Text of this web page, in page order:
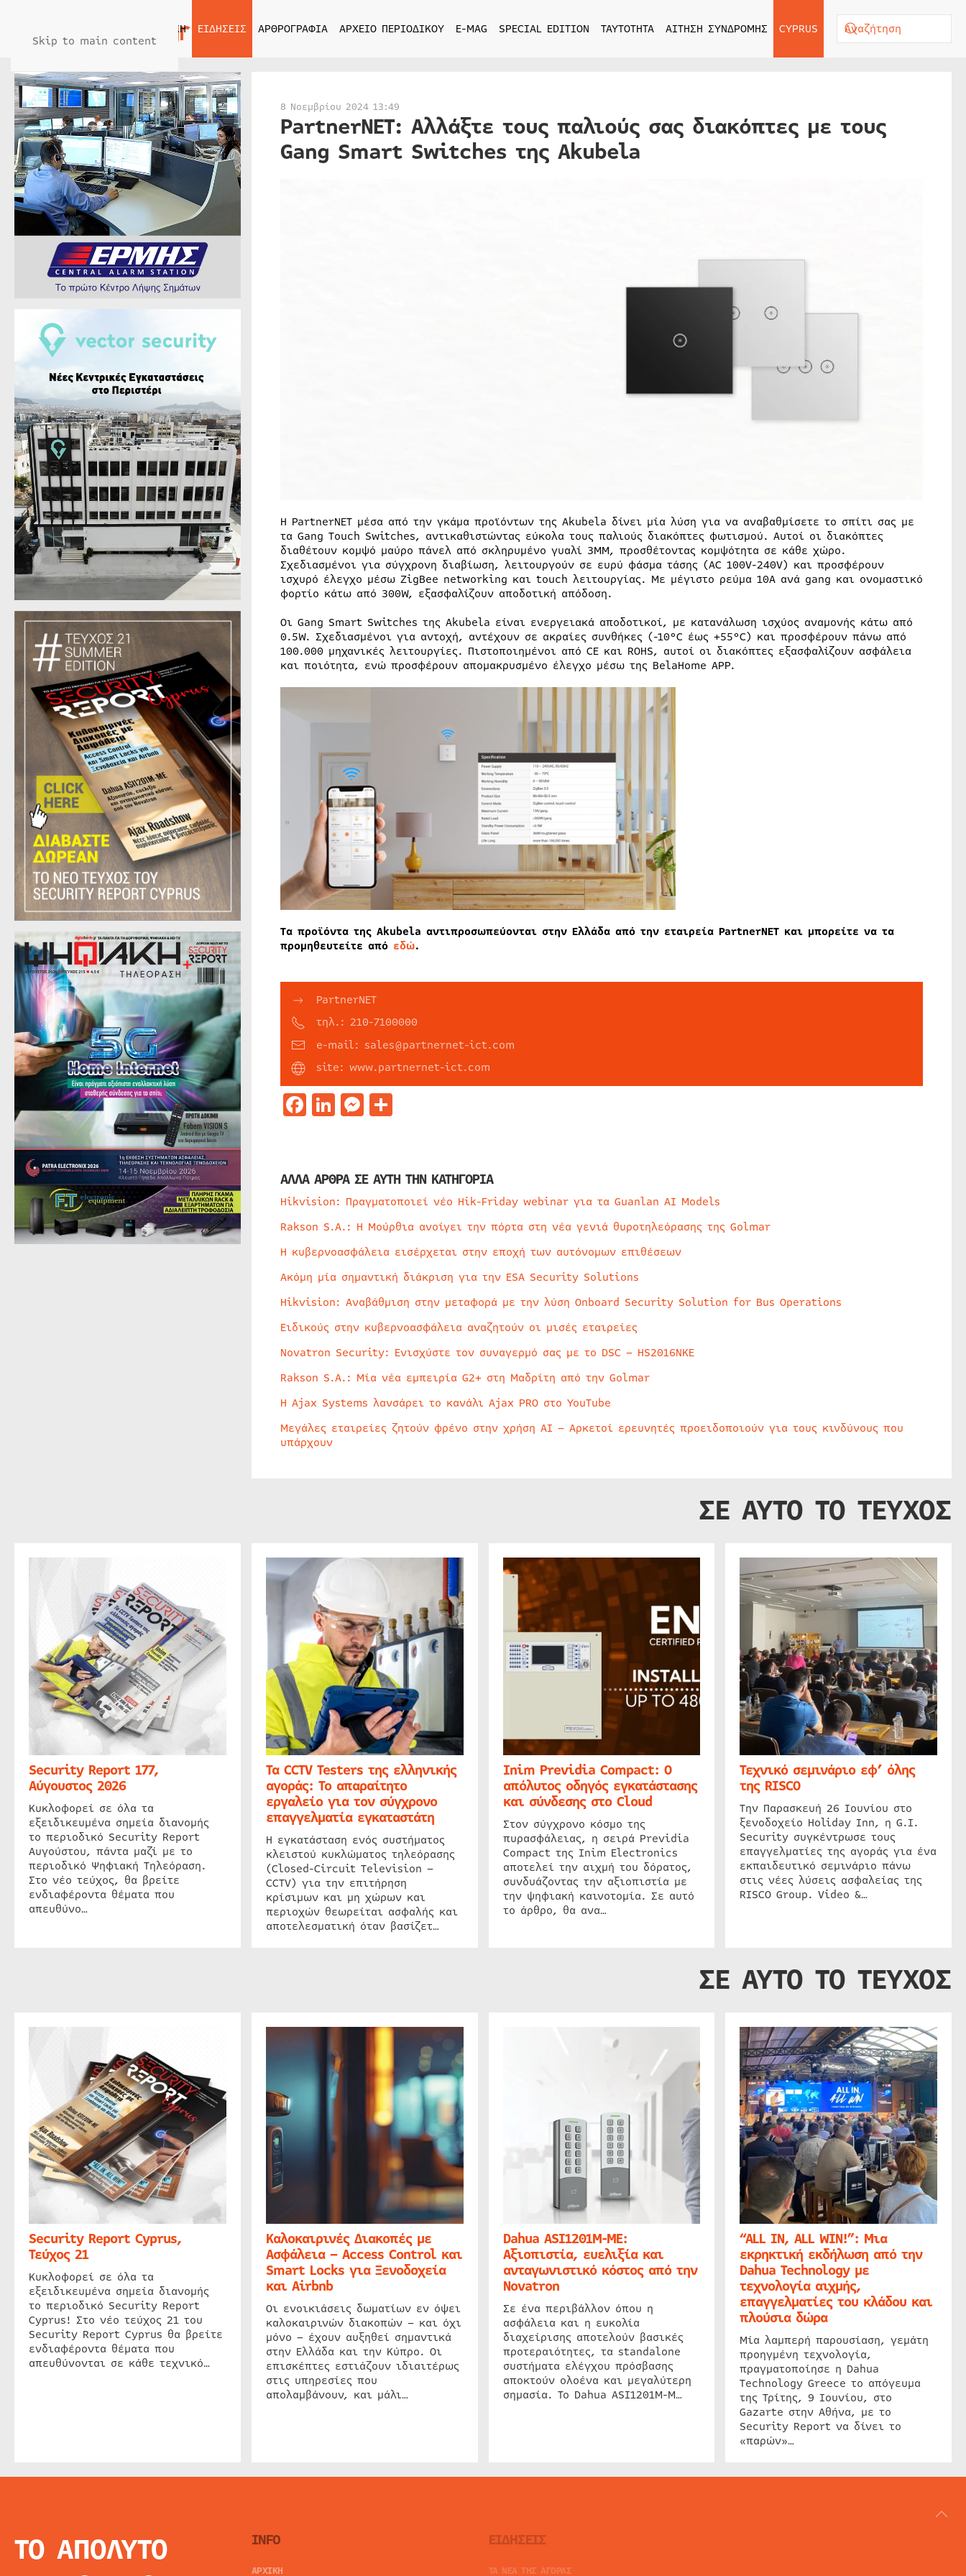
Skip to main content
ΑΡΧΙΚΗ ΕΙΔΗΣΕΙΣ ΑΡΘΡΟΓΡΑΦΙΑ ΑΡΧΕΙΟ ΠΕΡΙΟΔΙΚΟΥ E-MAG SPECIAL EDITION ΤΑΥΤΟΤΗΤΑ ΑΙΤΗΣΗ ΣΥΝΔΡΟΜΗΣ CYPRUS
8 Νοεμβρίου 2024 13:49
PartnerNET: Αλλάξτε τους παλιούς σας διακόπτες με τους
Gang Smart Switches της Akubela
Η PartnerNET μέσα από την γκάμα προϊόντων της Akubela δίνει μία λύση για να αναβαθμίσετε το σπίτι σας με
τα Gang Touch Switches, αντικαθιστώντας εύκολα τους παλιούς διακόπτες φωτισμού. Αυτοί οι διακόπτες
διαθέτουν κομψό μαύρο πάνελ από σκληρυμένο γυαλί 3MM, προσθέτοντας κομψότητα σε κάθε χώρο.
Σχεδιασμένοι για σύγχρονη διαβίωση, λειτουργούν σε ευρύ φάσμα τάσης (AC 100V-240V) και προσφέρουν
ισχυρό έλεγχο μέσω ZigBee networking και touch λειτουργίας. Με μέγιστο ρεύμα 10A ανά gang και ονομαστικό
φορτίο κάτω από 300W, εξασφαλίζουν αποδοτική απόδοση.
Οι Gang Smart Switches της Akubela είναι ενεργειακά αποδοτικοί, με κατανάλωση ισχύος αναμονής κάτω από
0.5W. Σχεδιασμένοι για αντοχή, αντέχουν σε ακραίες συνθήκες (-10°C έως +55°C) και προσφέρουν πάνω από
100.000 μηχανικές λειτουργίες. Πιστοποιημένοι από CE και ROHS, αυτοί οι διακόπτες εξασφαλίζουν ασφάλεια
και ποιότητα, ενώ προσφέρουν απομακρυσμένο έλεγχο μέσω της BelaHome APP.
Τα προϊόντα της Akubela αντιπροσωπεύονται στην Ελλάδα από την εταιρεία PartnerΝΕΤ και μπορείτε να τα
προμηθευτείτε από εδώ.
PartnerNET
τηλ.: 210-7100000
e-mail: sales@partnernet-ict.com
site: www.partnernet-ict.com
Facebook
LinkedIn
Messenger
Μοιραστείτε
ΑΛΛΑ ΑΡΘΡΑ ΣΕ ΑΥΤΗ ΤΗΝ ΚΑΤΗΓΟΡΙΑ
Hikvision: Πραγματοποιεί νέο Hik-Friday webinar για τα Guanlan AI Models
Rakson S.A.: Η Μούρθια ανοίγει την πόρτα στη νέα γενιά θυροτηλεόρασης της Golmar
Η κυβερνοασφάλεια εισέρχεται στην εποχή των αυτόνομων επιθέσεων
Ακόμη μία σημαντική διάκριση για την ESA Security Solutions
Hikvision: Αναβάθμιση στην μεταφορά με την λύση Onboard Security Solution for Bus Operations
Ειδικούς στην κυβερνοασφάλεια αναζητούν οι μισές εταιρείες
Novatron Security: Ενισχύστε τον συναγερμό σας με το DSC – HS2016NKE
Rakson S.A.: Μία νέα εμπειρία G2+ στη Μαδρίτη από την Golmar
Η Ajax Systems λανσάρει το κανάλι Ajax PRO στο YouTube
Μεγάλες εταιρείες ζητούν φρένο στην χρήση AI – Αρκετοί ερευνητές προειδοποιούν για τους κινδύνους που
υπάρχουν
ΣΕ ΑΥΤΟ ΤΟ ΤΕΥΧΟΣ
Security Report 177,
Αύγουστος 2026
Κυκλοφορεί σε όλα τα
εξειδικευμένα σημεία διανομής
το περιοδικό Security Report
Αυγούστου, πάντα μαζί με το
περιοδικό Ψηφιακή Τηλεόραση.
Στο νέο τεύχος, θα βρείτε
ενδιαφέροντα θέματα που
απευθύνο…
Τα CCTV Testers της ελληνικής
αγοράς: Το απαραίτητο
εργαλείο για τον σύγχρονο
επαγγελματία εγκαταστάτη
Η εγκατάσταση ενός συστήματος
κλειστού κυκλώματος τηλεόρασης
(Closed-Circuit Television –
CCTV) για την επιτήρηση
κρίσιμων και μη χώρων και
περιοχών θεωρείται ασφαλής και
αποτελεσματική όταν βασίζετ…
Inim Previdia Compact: Ο
απόλυτος οδηγός εγκατάστασης
και σύνδεσης στο Cloud
Στον σύγχρονο κόσμο της
πυρασφάλειας, η σειρά Previdia
Compact της Inim Electronics
αποτελεί την αιχμή του δόρατος,
συνδυάζοντας την αξιοπιστία με
την ψηφιακή καινοτομία. Σε αυτό
το άρθρο, θα ανα…
Τεχνικό σεμινάριο εφ’ όλης
της RISCO
Την Παρασκευή 26 Ιουνίου στο
ξενοδοχείο Holiday Inn, η G.I.
Security συγκέντρωσε τους
επαγγελματίες της αγοράς για ένα
εκπαιδευτικό σεμινάριο πάνω
στις νέες λύσεις ασφαλείας της
RISCO Group. Video &…
ΣΕ ΑΥΤΟ ΤΟ ΤΕΥΧΟΣ
Security Report Cyprus,
Τεύχος 21
Κυκλοφορεί σε όλα τα
εξειδικευμένα σημεία διανομής
το περιοδικό Security Report
Cyprus! Στο νέο τεύχος 21 του
Security Report Cyprus θα βρείτε
ενδιαφέροντα θέματα που
απευθύνονται σε κάθε τεχνικό…
Καλοκαιρινές Διακοπές με
Ασφάλεια – Access Control και
Smart Locks για Ξενοδοχεία
και Airbnb
Οι ενοικιάσεις δωματίων εν όψει
καλοκαιρινών διακοπών – και όχι
μόνο – έχουν αυξηθεί σημαντικά
στην Ελλάδα και την Κύπρο. Οι
επισκέπτες εστιάζουν ιδιαιτέρως
στις υπηρεσίες που
απολαμβάνουν, και μάλι…
Dahua ASI1201M-ME:
Αξιοπιστία, ευελιξία και
ανταγωνιστικό κόστος από την
Novatron
Σε ένα περιβάλλον όπου η
ασφάλεια και η ευκολία
διαχείρισης αποτελούν βασικές
προτεραιότητες, τα standalone
συστήματα ελέγχου πρόσβασης
αποκτούν ολοένα και μεγαλύτερη
σημασία. Το Dahua ASI1201M-M…
“ALL IN, ALL WIN!”: Μια
εκρηκτική εκδήλωση από την
Dahua Technology με
τεχνολογία αιχμής,
επαγγελματίες του κλάδου και
πλούσια δώρα
Μία λαμπερή παρουσίαση, γεμάτη
προηγμένη τεχνολογία,
πραγματοποίησε η Dahua
Technology Greece το απόγευμα
της Τρίτης, 9 Ιουνίου, στο
Gazarte στην Αθήνα, με το
Security Report να δίνει το
«παρών»…
ΤΟ ΑΠΟΛΥΤΟ
INFO
ΑΡΧΙΚΗ
ΕΙΔΗΣΕΙΣ
ΤΑ ΝΕΑ ΤΗΣ ΑΓΟΡΑΣ